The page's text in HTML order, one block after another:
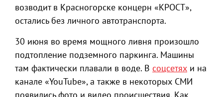
возводит в Красногорске концерн «КРОСТ»,
остались без личного автотранспорта.
30 июня во время мощного ливня произошло
подтопление подземного паркинга. Машины
там фактически плавали в воде. В соцсетях и на
канале «YouTube», а также в некоторых СМИ